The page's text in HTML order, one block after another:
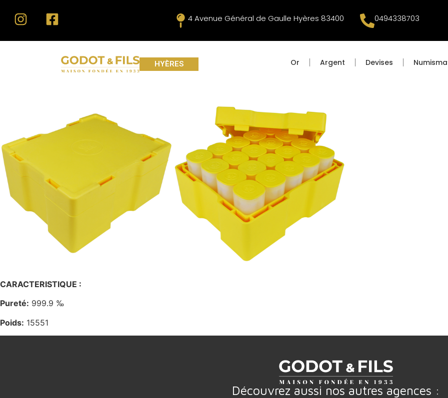
4 Avenue Général de Gaulle Hyères 83400 0494338703
HYÈRES Or Argent Devises
CARACTERISTIQUE :
Pureté: 999.9 ‰
Poids: 15551
Découvrez aussi nos autres agences :